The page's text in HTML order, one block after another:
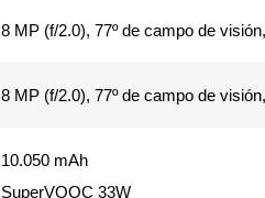
8 MP (f/2.0), 77º de campo de
8 MP (f/2.0), 77º de campo de
10.050 mAh
SuperVOOC 33W